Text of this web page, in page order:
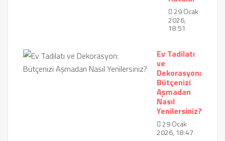
29 Ocak
2026,
18:51
Ev Tadilatı
ve
Dekorasyon:
Bütçenizi
Aşmadan
Nasıl
Yenilersiniz?
29 Ocak
2026, 18:47